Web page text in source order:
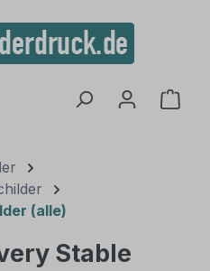
(alle)
Stable